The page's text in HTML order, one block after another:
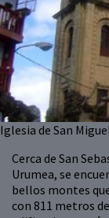
Cerca de San
Urumea, se
bellos montes
con 811 metros
Iglesia de San